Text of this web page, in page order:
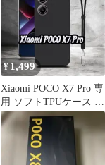
¥ 1,499
Xiaomi POCO X7 Pro 専
用 ソフトTPUケース ブ
ラック